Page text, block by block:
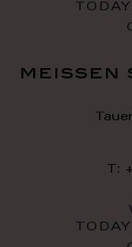
meissen
T: